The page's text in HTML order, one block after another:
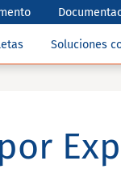
Soluciones